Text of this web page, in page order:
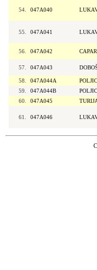
54. 047A040
55. 047A041
56. 047A042
57. 047A043
58.
047A044A
59.
047A044B
60.
047A045
61. 047A046